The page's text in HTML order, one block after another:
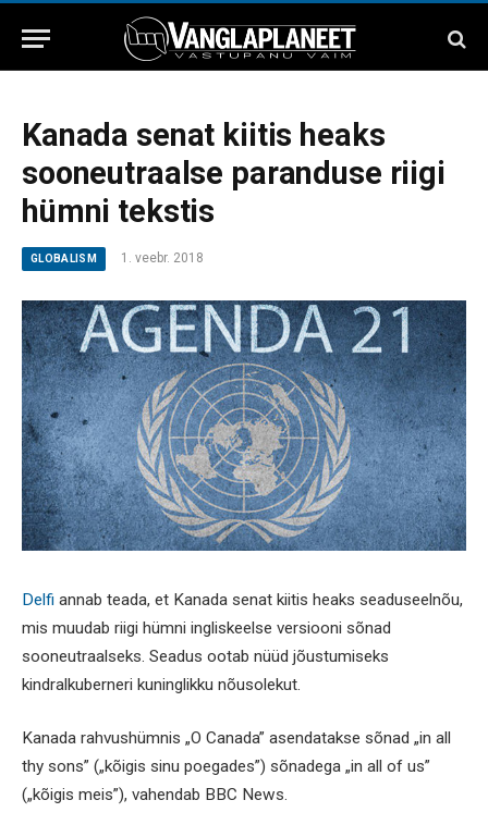
Kanada senat kiitis heaks
sooneutraalse paranduse riigi
hümni tekstis
GLOBALISM 1. veebr. 2018
Delfi annab teada, et Kanada senat kiitis heaks seaduseelnõu,
mis muudab riigi hümni ingliskeelse versiooni sõnad
sooneutraalseks. Seadus ootab nüüd jõustumiseks
kindralkuberneri kuninglikku nõusolekut.
Kanada rahvushümnis „O Canada” asendatakse sõnad „in all
thy sons” („kõigis sinu poegades”) sõnadega „in all of us”
(„kõigis meis”), vahendab BBC News.